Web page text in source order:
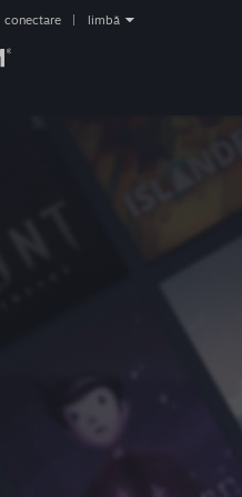
conectare limbă